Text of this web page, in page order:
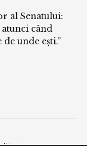
al Senatului:
atunci când
unde ești.”